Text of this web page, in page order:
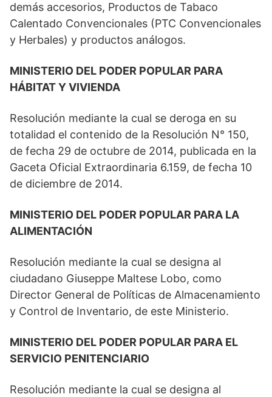
demás accesorios, Productos de Tabaco
Calentado Convencionales (PTC Convencionales
y Herbales) y productos análogos.
MINISTERIO DEL PODER POPULAR PARA
HÁBITAT Y VIVIENDA
Resolución mediante la cual se deroga en su
totalidad el contenido de la Resolución N° 150,
de fecha 29 de octubre de 2014, publicada en la
Gaceta Oficial Extraordinaria 6.159, de fecha 10
de diciembre de 2014.
MINISTERIO DEL PODER POPULAR PARA LA
ALIMENTACIÓN
Resolución mediante la cual se designa al
ciudadano Giuseppe Maltese Lobo, como
Director General de Políticas de Almacenamiento
y Control de Inventario, de este Ministerio.
MINISTERIO DEL PODER POPULAR PARA EL
SERVICIO PENITENCIARIO
Resolución mediante la cual se designa al